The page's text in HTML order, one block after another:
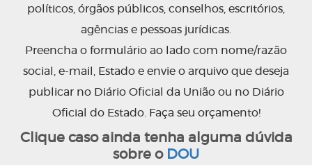
políticos, órgãos públicos, conselhos, escritórios,
agências e pessoas jurídicas.
Preencha o formulário ao lado com nome/razão
social, e-mail, Estado e envie o arquivo que deseja
publicar no Diário Oficial da União ou no Diário
Oficial do Estado. Faça seu orçamento!
Clique caso ainda tenha alguma dúvida
sobre o DOU